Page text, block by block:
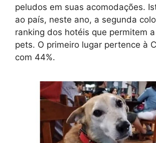
peludos em suas acomodações.
ao país, neste ano, a segunda
ranking dos hotéis que permitem
pets. O primeiro lugar pertence à
com 44%.